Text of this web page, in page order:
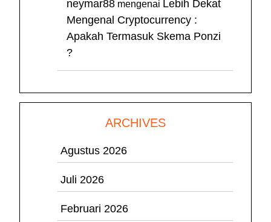
neymar88 mengenai Lebih Dekat
Mengenal Cryptocurrency :
Apakah Termasuk Skema Ponzi
?
ARCHIVES
Agustus 2026
Juli 2026
Februari 2026